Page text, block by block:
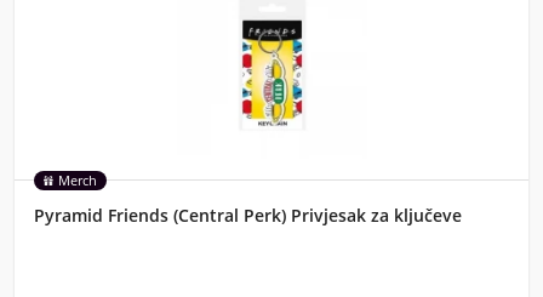
Merch
Pyramid Friends (Central Perk) Privjesak za ključeve